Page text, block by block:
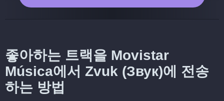
좋아하는 트랙을 Movistar
Música에서 Zvuk (Звук)에 전송
하는 방법